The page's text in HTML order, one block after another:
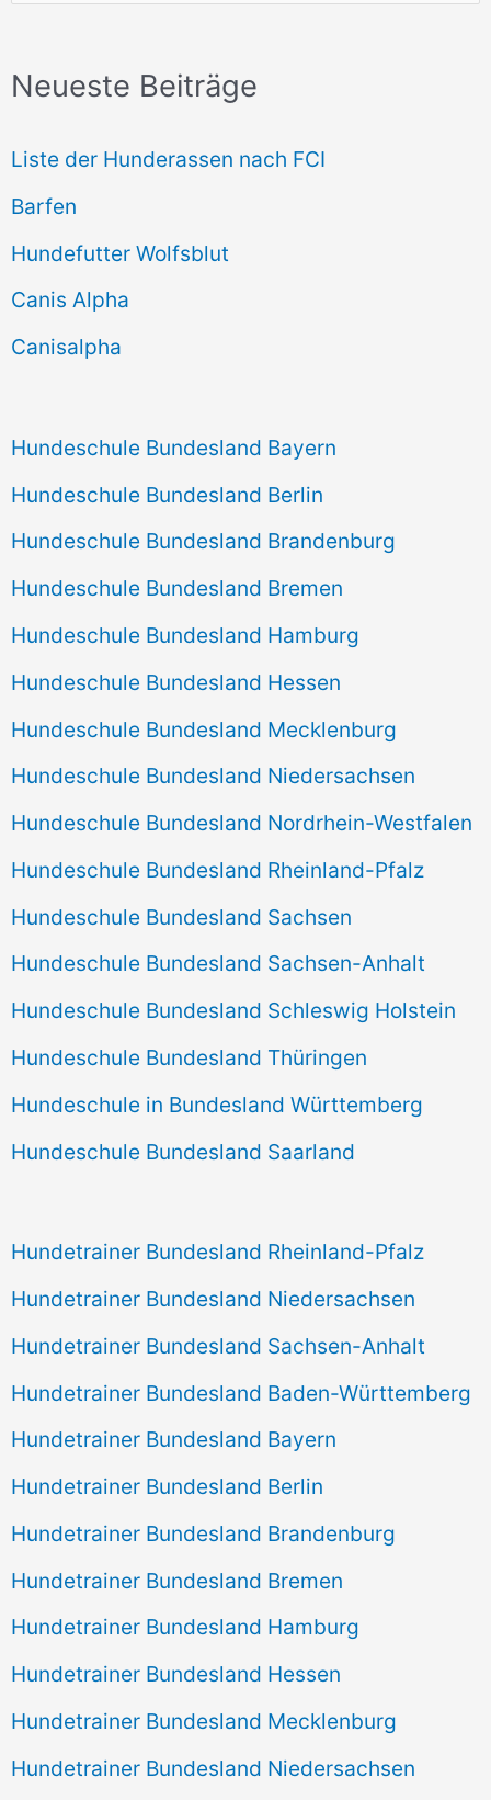
h
n
n
a
c
h
Neueste Beiträge
Liste der Hunderassen nach FCI
Barfen
Hundefutter Wolfsblut
Canis Alpha
Canisalpha
Hundeschule Bundesland Bayern
Hundeschule Bundesland Berlin
Hundeschule Bundesland Brandenburg
Hundeschule Bundesland Bremen
Hundeschule Bundesland Hamburg
Hundeschule Bundesland Hessen
Hundeschule Bundesland Mecklenburg
Hundeschule Bundesland Niedersachsen
Hundeschule Bundesland Nordrhein-Westfalen
Hundeschule Bundesland Rheinland-Pfalz
Hundeschule Bundesland Sachsen
Hundeschule Bundesland Sachsen-Anhalt
Hundeschule Bundesland Schleswig Holstein
Hundeschule Bundesland Thüringen
Hundeschule in Bundesland Württemberg
Hundeschule Bundesland Saarland
Hundetrainer Bundesland Rheinland-Pfalz
Hundetrainer Bundesland Niedersachsen
Hundetrainer Bundesland Sachsen-Anhalt
Hundetrainer Bundesland Baden-Württemberg
Hundetrainer Bundesland Bayern
Hundetrainer Bundesland Berlin
Hundetrainer Bundesland Brandenburg
Hundetrainer Bundesland Bremen
Hundetrainer Bundesland Hamburg
Hundetrainer Bundesland Hessen
Hundetrainer Bundesland Mecklenburg
Hundetrainer Bundesland Niedersachsen